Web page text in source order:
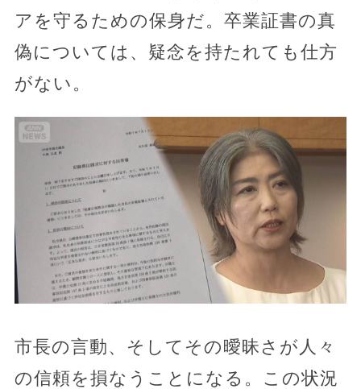
アを守るための保身だ。卒業証書の真
偽については、疑念を持たれても仕方
がない。
市長の言動、そしてその曖昧さが人々
の信頼を損なうことになる。この状況